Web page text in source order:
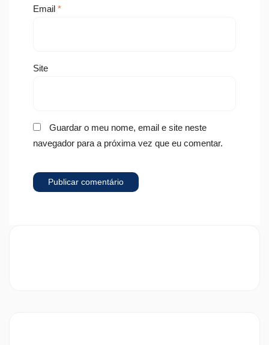
Email *
Site
Guardar o meu nome, email e site neste
navegador para a próxima vez que eu comentar.